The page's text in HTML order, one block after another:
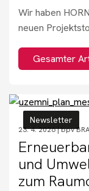
Wir haben
neuen
Gesamter
Newsletter
23. 4. 2026 |bpv
und
zum